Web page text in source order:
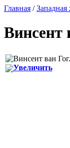
Главная /
Винсент
Увеличить